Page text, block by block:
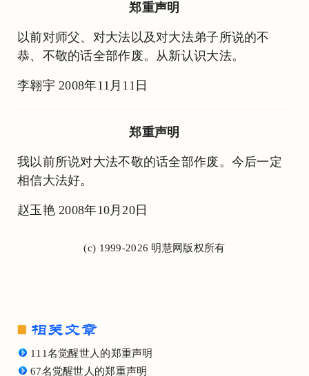
郑重声明
以前对师父、对大法以及对大法弟子所说的不
恭、不敬的话全部作废。从新认识大法。
李翱宇 2008年11月11日
郑重声明
我以前所说对大法不敬的话全部作废。今后一定
相信大法好。
赵玉艳 2008年10月20日
(c) 1999-2026 明慧网版权所有
111名觉醒世人的郑重声明
67名觉醒世人的郑重声明